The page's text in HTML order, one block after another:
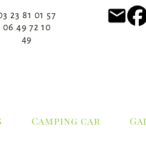
23 81 01 57
06 49 72 10
49
email
Camping car